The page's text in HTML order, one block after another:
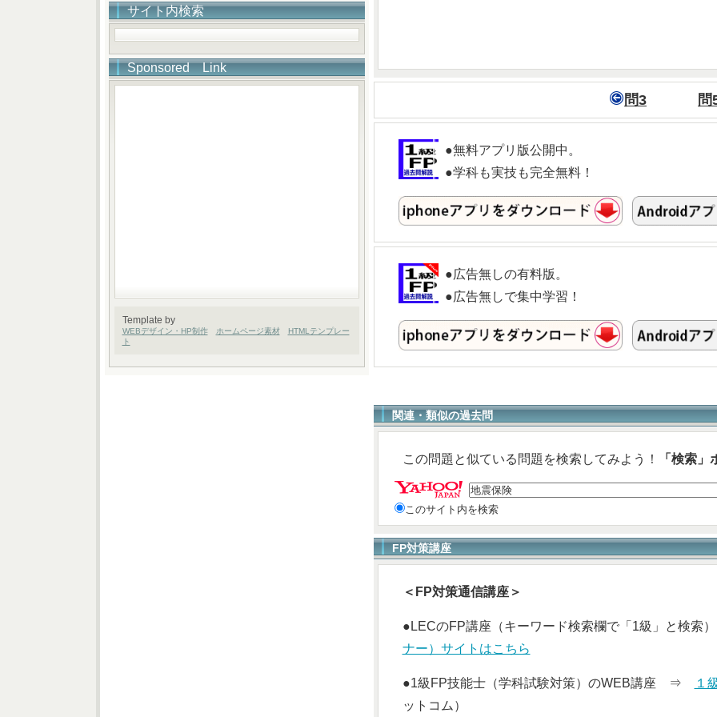
問3 問
●無料アプリ版公開中。
●学科も実技も完全無料！
●広告無しの有料版。
●広告無しで集中学習！
関連・類似の過去問
この問題と似ている問題を検索してみよう！ 「検索
このサイト内を検索
FP対策講座
＜FP対策通信講座＞
●LECのFP講座（キーワード検索欄で「1級」と
ナー）サイトはこちら
●1級FP技能士（学科試験対策）のWEB講座 ⇒
１
ットコム）
サイト内検索
Sponsored Link
Template by
WEBデザイン・HP制作 ホームページ素材
HTMLテンプレー
ト